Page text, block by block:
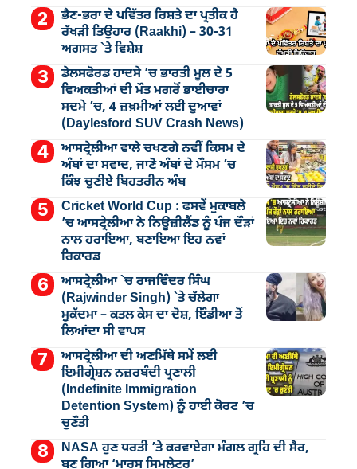
ਭੈਣ-ਭਰਾ ਦੇ ਪਵਿੱਤਰ ਰਿਸ਼ਤੇ ਦਾ ਪ੍ਰਤੀਕ ਹੈ
ਰੱਖੜੀ ਤਿਉਹਾਰ (Raakhi) – 30-31
ਅਗਸਤ `ਤੇ ਵਿਸ਼ੇਸ਼
ਡੇਲਸਫੋਰਡ ਹਾਦਸੇ ’ਚ ਭਾਰਤੀ ਮੂਲ ਦੇ 5
ਵਿਅਕਤੀਆਂ ਦੀ ਮੌਤ ਮਗਰੋਂ ਭਾਈਚਾਰਾ
ਸਦਮੇ ’ਚ, 4 ਜ਼ਖ਼ਮੀਆਂ ਲਈ ਦੁਆਵਾਂ
(Daylesford SUV Crash News)
ਆਸਟ੍ਰੇਲੀਆ ਵਾਲੇ ਚਖਣਗੇ ਨਵੀਂ ਕਿਸਮ ਦੇ
ਅੰਬਾਂ ਦਾ ਸਵਾਦ, ਜਾਣੋ ਅੰਬਾਂ ਦੇ ਮੌਸਮ ’ਚ
ਕਿੰਝ ਚੁਣੀਏ ਬਿਹਤਰੀਨ ਅੰਬ
Cricket World Cup : ਫਸਵੇਂ ਮੁਕਾਬਲੇ
’ਚ ਆਸਟ੍ਰੇਲੀਆ ਨੇ ਨਿਊਜ਼ੀਲੈਂਡ ਨੂੰ ਪੰਜ ਦੌੜਾਂ
ਨਾਲ ਹਰਾਇਆ, ਬਣਾਇਆ ਇਹ ਨਵਾਂ
ਰਿਕਾਰਡ
ਆਸਟ੍ਰੇਲੀਆ `ਚ ਰਾਜਵਿੰਦਰ ਸਿੰਘ
(Rajwinder Singh) `ਤੇ ਚੱਲੇਗਾ
ਮੁੁਕੱਦਮਾ – ਕਤਲ ਕੇਸ ਦਾ ਦੋਸ਼, ਇੰਡੀਆ ਤੋਂ
ਲਿਆਂਦਾ ਸੀ ਵਾਪਸ
ਆਸਟ੍ਰੇਲੀਆ ਦੀ ਅਣਮਿੱਥੇ ਸਮੇਂ ਲਈ
ਇਮੀਗ੍ਰੇਸ਼ਨ ਨਜ਼ਰਬੰਦੀ ਪ੍ਰਣਾਲੀ
(Indefinite Immigration
Detention System) ਨੂੰ ਹਾਈ ਕੋਰਟ ’ਚ
ਚੁਣੌਤੀ
NASA ਹੁਣ ਧਰਤੀ ’ਤੇ ਕਰਵਾਏਗਾ ਮੰਗਲ ਗ੍ਰਹਿ ਦੀ ਸੈਰ,
ਬਣ ਗਿਆ ‘ਮਾਰਸ ਸਿਮੁਲੇਟਰ’